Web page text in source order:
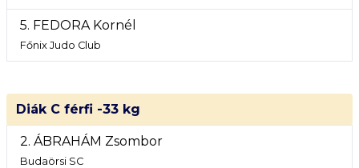
5. FEDORA Kornél
Főnix Judo Club
Diák C férfi -33 kg
2. ÁBRAHÁM Zsombor
Budaörsi SC